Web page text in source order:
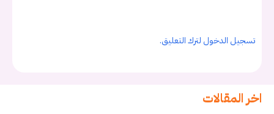
تسجيل الدخول لترك التعليق.
اخر المقالات